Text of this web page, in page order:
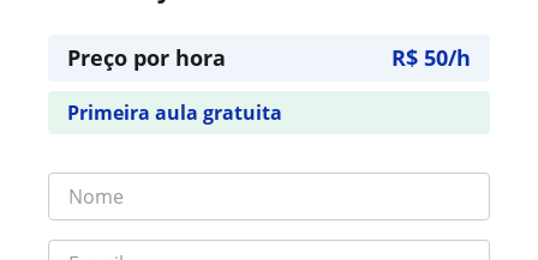
Preço por hora R$ 50/h
Primeira aula gratuita